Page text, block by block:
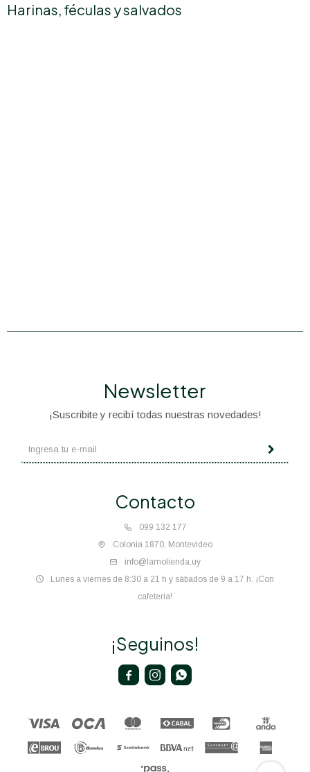
Harinas, féculas y salvados
Contacto
099 132 177
Colonia 1870, Montevideo
info@lamolienda.uy
Lunes a viernes de 8:30 a 21 h y sábados de 9 a 17 h. ¡Con
cafetería!
Newsletter
¡Suscribite y recibí todas nuestras novedades!
¡Seguinos!
  